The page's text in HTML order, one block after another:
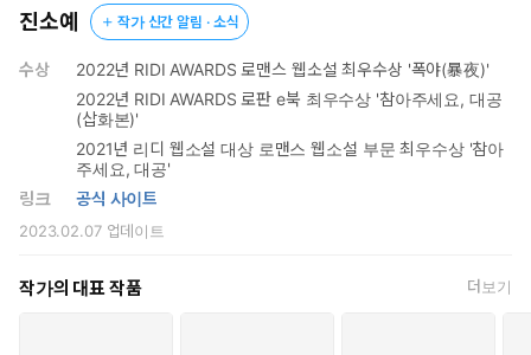
그녀의 입술을 가늘어진 눈으로 응시하던 줄리오 파렌티의 음성이
뇌까리듯 싸늘하다.
“Ho aspettato. La mia morte.”
참았던 숨이 천천히 쉬어졌다.
그는 천사의 얼굴을 한 악마. 또는 괴물이었다.
진소예 작가 신간 알림 · 소식
수상
2022년 RIDI AWARDS 로맨스 웹소설 최우수상 '폭야(暴夜)'
2022년 RIDI AWARDS 로판 e북 최우수상 '참아주세요, 대공
(삽화본)'
2021년 리디 웹소설 대상 로맨스 웹소설 부문 최우수상 '참아
주세요, 대공'
링크
공식 사이트
2023.02.07업데이트
작가의 대표 작품 더보기